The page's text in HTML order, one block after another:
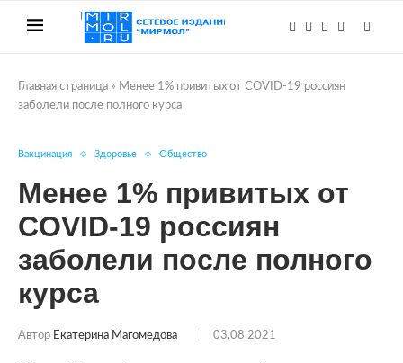
Главная страница » Менее 1% привитых от COVID-19 россиян
заболели после полного курса
Вакцинация Здоровье Общество
Менее 1% привитых от
COVID-19 россиян
заболели после полного
курса
Автор Екатерина Магомедова 03.08.2021